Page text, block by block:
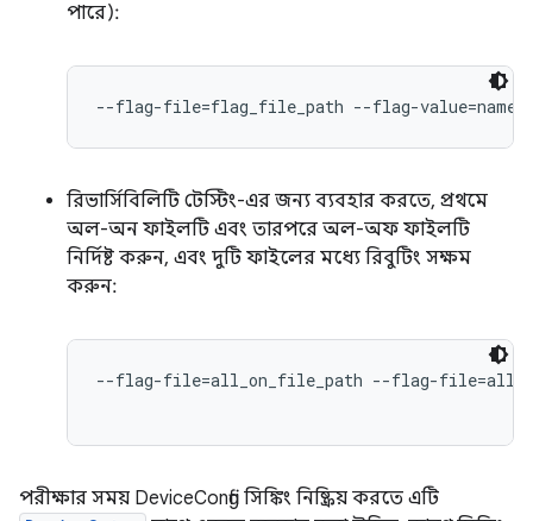
পারে):
--flag-file=flag_file_path --flag-
রিভার্সিবিলিটি টেস্টিং-এর জন্য ব্যবহার করতে, প্রথমে
অল-অন ফাইলটি এবং তারপরে অল-অফ ফাইলটি
নির্দিষ্ট করুন, এবং দুটি ফাইলের মধ্যে রিবুটিং সক্ষম
করুন:
--flag-file=all_on_file_path --flag-
পরীক্ষার সময় DeviceConfig সিঙ্কিং নিষ্ক্রিয় করতে এটি